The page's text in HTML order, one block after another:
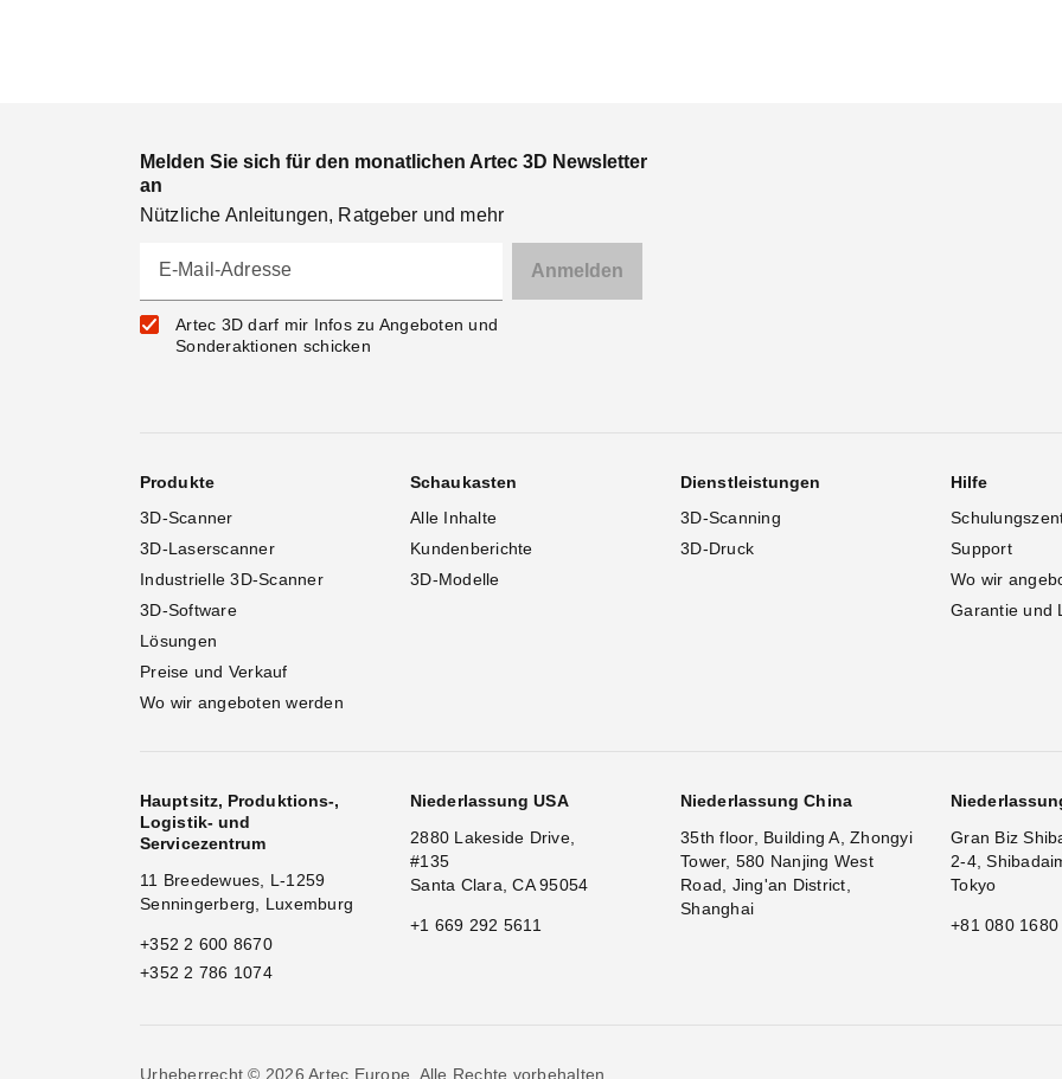
Melden Sie sich für den monatlichen Artec 3D Newsletter
an
Nützliche Anleitungen, Ratgeber und mehr
E-Mail-Adresse
Artec 3D darf mir Infos zu Angeboten und
Sonderaktionen schicken
Produkte
3D-Scanner
3D-Laserscanner
Industrielle 3D-Scanner
3D-Software
Lösungen
Preise und Verkauf
Wo wir angeboten werden
Schaukasten
Alle Inhalte
Kundenberichte
3D-Modelle
Dienstleistungen
3D-Scanning
3D-Druck
Hilfe
Support
Wo wir
Garantie und
Hauptsitz, Produktions-,
Logistik- und
Servicezentrum
11 Breedewues, L-1259
Senningerberg, Luxemburg
+352 2 600 8670
+352 2 786 1074
Niederlassung USA
2880 Lakeside Drive,
#135
Santa Clara, CA 95054
+1 669 292 5611
Niederlassung China
35th floor, Building A, Zhongyi
Tower, 580 Nanjing West
Road, Jing'an District,
Shanghai
Gran Biz
2-4,
Tokyo
+81 080 1680
Urheberrecht © 2026 Artec Europe. Alle Rechte vorbehalten.